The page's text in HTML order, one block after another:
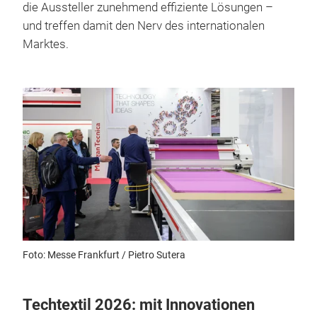
die Aussteller zunehmend effiziente Lösungen –
und treffen damit den Nerv des internationalen
Marktes.
Foto: Messe Frankfurt / Pietro Sutera
Techtextil 2026: mit Innovationen